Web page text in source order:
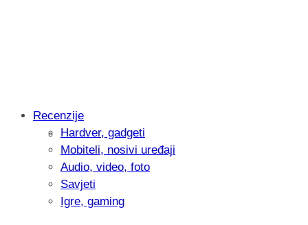
Intervju: Goran Jović, fotograf -
Recenzije
Hardver, gadgeti
Mobiteli, nosivi uređaji
Audio, video, foto
Savjeti
Igre, gaming